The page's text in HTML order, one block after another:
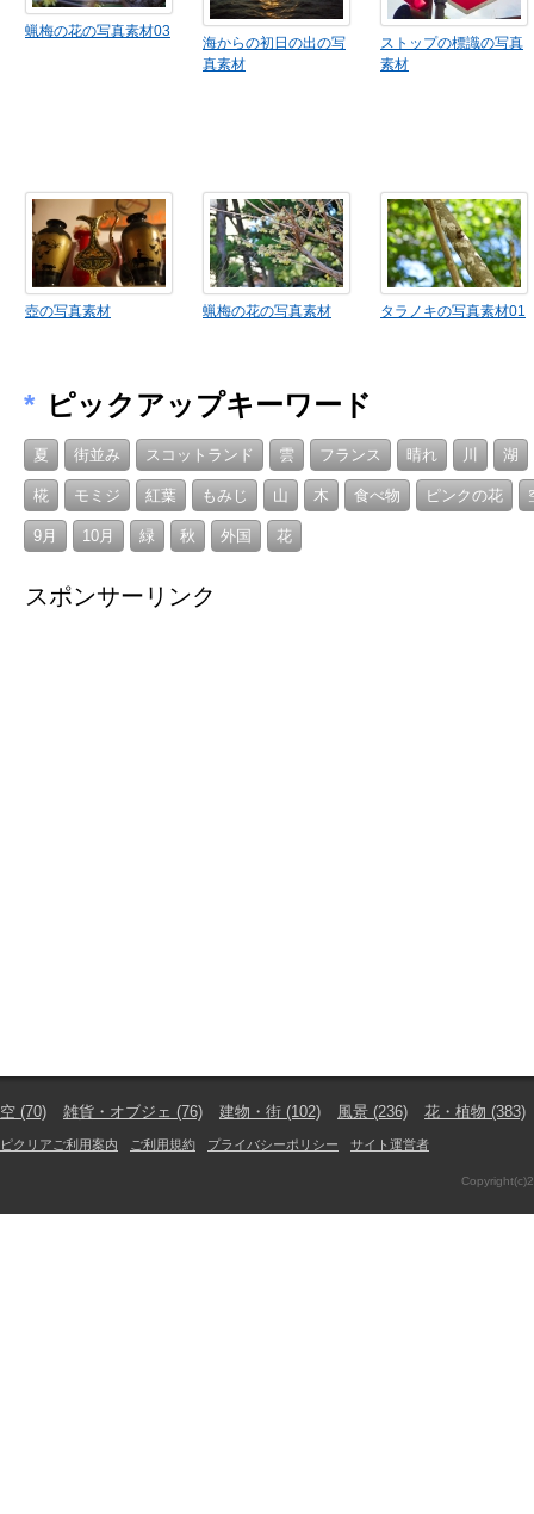
蝋梅の花の写真素材03
海からの初日の出の写
真素材
ストップの標識の写真
素材
壺の写真素材 蝋梅の花の写真素材 タラノキの写真素材01
* ピックアップキーワード
夏 街並み スコットランド 雲 フランス 晴れ 川 湖
椛 モミジ 紅葉 もみじ 山 木 食べ物 ピンクの花
9月 10月 緑 秋 外国 花
スポンサーリンク
空 (70) 雑貨・オブジェ (76) 建物・街 (102) 風景 (236) 花・植物 (383)
ピクリアご利用案内 ご利用規約 プライバシーポリシー サイト運営者